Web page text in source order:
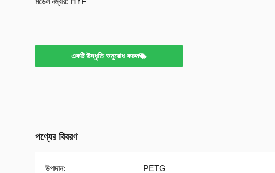
মডেল নম্বার: HYF
একটি উদ্ধৃতি অনুরোধ করুন
পণ্যের বিবরণ
উপাদান: PETG